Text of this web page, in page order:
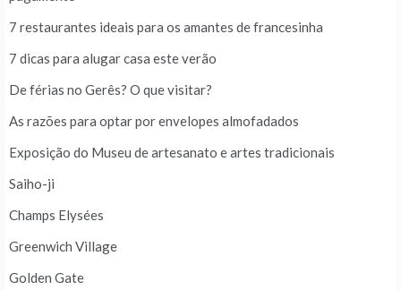
7 restaurantes ideais para os amantes de francesinha
7 dicas para alugar casa este verão
De férias no Gerês? O que visitar?
As razões para optar por envelopes almofadados
Exposição do Museu de artesanato e artes tradicionais
Saiho-ji
Champs Elysées
Greenwich Village
Golden Gate